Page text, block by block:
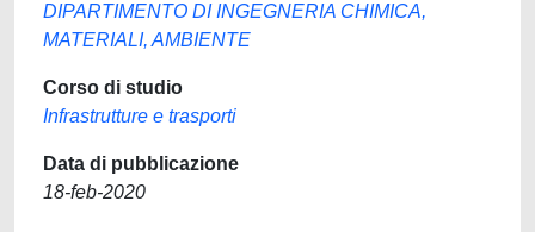
DIPARTIMENTO DI INGEGNERIA CHIMICA,
MATERIALI, AMBIENTE
Corso di studio
Infrastrutture e trasporti
Data di pubblicazione
18-feb-2020